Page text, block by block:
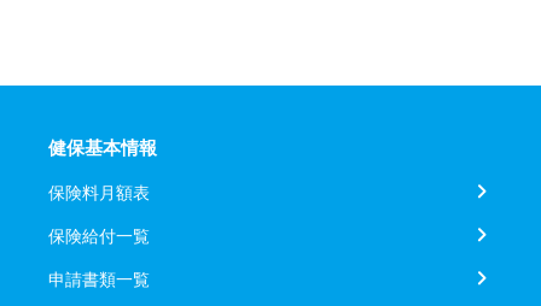
健保基本情報
保険料月額表
保険給付一覧
申請書類一覧